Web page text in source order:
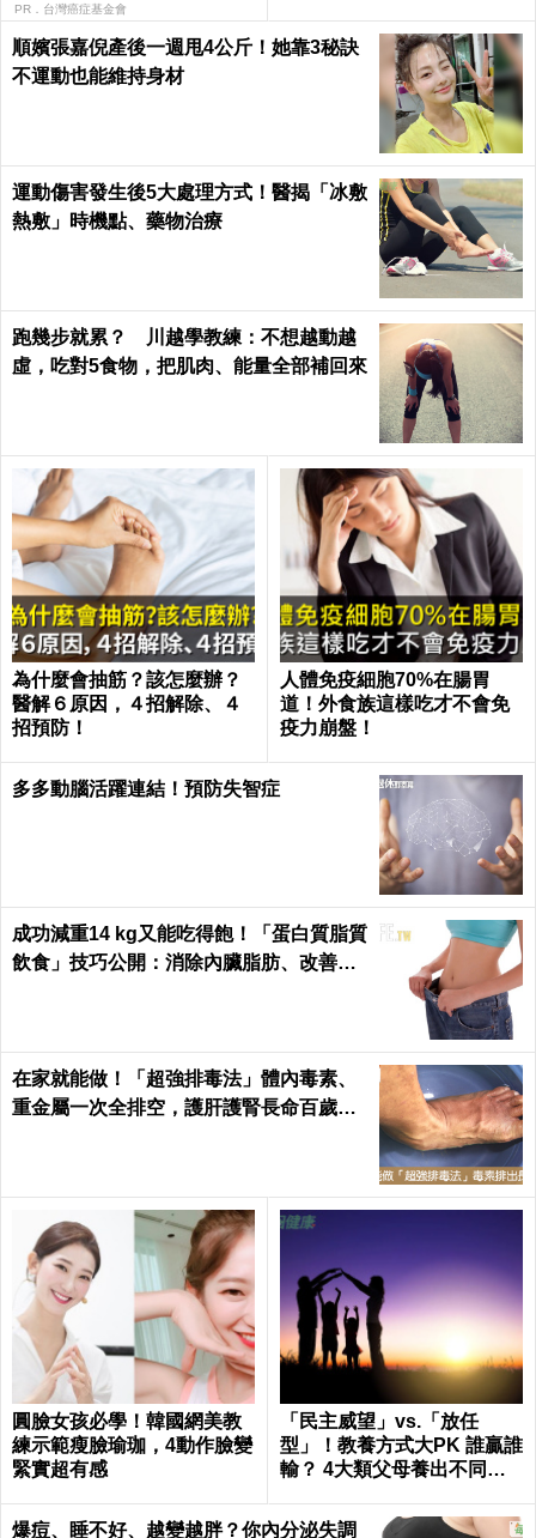
PR．台灣癌症基金會
順嬪張嘉倪產後一週甩4公斤！她靠3秘訣
不運動也能維持身材
運動傷害發生後5大處理方式！醫揭「冰敷
熱敷」時機點、藥物治療
跑幾步就累？ 川越學教練：不想越動越
虛，吃對5食物，把肌肉、能量全部補回來
為什麼會抽筋？該怎麼辦？
醫解６原因，４招解除、４
招預防！
人體免疫細胞70%在腸胃
道！外食族這樣吃才不會免
疫力崩盤！
多多動腦活躍連結！預防失智症
成功減重14 kg又能吃得飽！「蛋白質脂質
飲食」技巧公開：消除內臟脂肪、改善糖
在家就能做！「超強排毒法」體內毒素、
重金屬一次全排空，護肝護腎長命百歲｜
圓臉女孩必學！韓國網美教
練示範瘦臉瑜珈，4動作臉變
緊實超有感
「民主威望」vs.「放任
型」！教養方式大PK 誰贏誰
輸？ 4大類父母養出不同性
爆痘、睡不好、越變越胖？你內分泌失調